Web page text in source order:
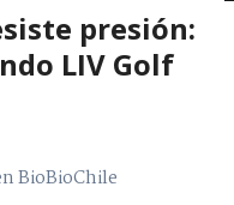
presión:
LIV Golf
BioBioChile